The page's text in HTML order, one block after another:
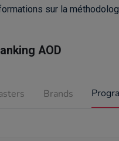
sur la
AOD